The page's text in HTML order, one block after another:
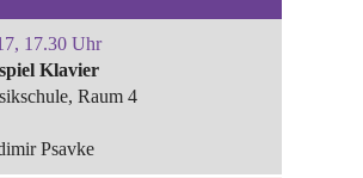
17.30 Uhr
Klavier
Raum 4
Psavke